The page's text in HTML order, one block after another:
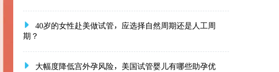
40岁的女性赴美做试管，应选择自然周期还是人工周
期？
大幅度降低宫外孕风险，美国试管婴儿有哪些助孕优